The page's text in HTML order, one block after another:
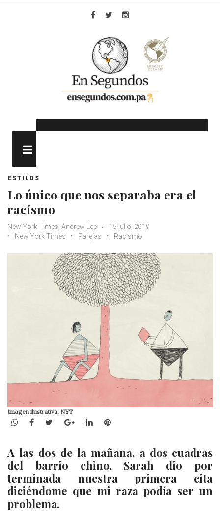
ESTILOS
Lo único que nos separaba era el
racismo
New York Times, Andrew Lee
15 julio, 2019
New York Times
Parejas Racismo
Imagen ilustrativa. NYT
WhatsApp
Facebook
TwitterGoogle+LinkedInPinterest
A las dos de la mañana, a dos cuadras
del barrio chino, Sarah dio por
terminada nuestra primera cita
diciéndome que mi raza podía ser un
problema.